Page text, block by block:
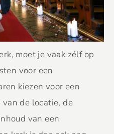
moet je vaak zélf op
voor een
kiezen voor een
de locatie, de
van een